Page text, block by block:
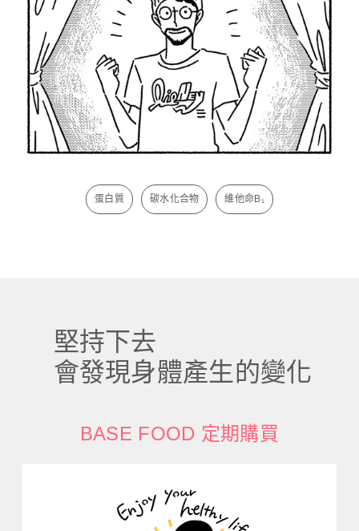
蛋白質 碳水化合物 維他命B₁
堅持下去
會發現身體產生的變化
BASE FOOD 定期購買